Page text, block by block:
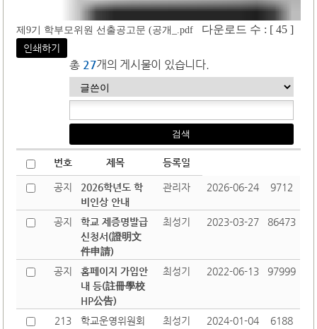
제9기 학부모위원 선출공고문 (공개_.pdf 다운로드 수 : [ 45 ]
인쇄하기
총 27개의 게시물이 있습니다.
번호 제목 등록일
공지
2026학년도 학
비인상 안내
관리자 2026-06-24 9712
공지
학교 제증명발급
신청서(證明文
件申請)
최성기 2023-03-27 86473
공지
홈페이지 가입안
내 등(註冊學校
HP公告)
최성기 2022-06-13 97999
213 학교운영위원회 최성기 2024-01-04 6188